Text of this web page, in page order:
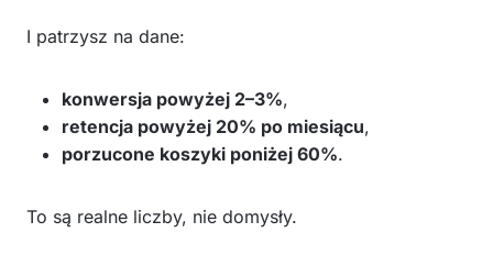
I patrzysz na dane:
konwersja powyżej 2–3%,
retencja powyżej 20% po miesiącu,
porzucone koszyki poniżej 60%.
To są realne liczby, nie domysły.